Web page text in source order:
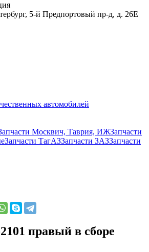
5-й Предпортовый пр-д, д. 26Е
автомобилей
Москвич, Таврия, ИЖЗапчасти
Запчасти ТагАЗЗапчасти ЗАЗЗапчасти
правый в сборе